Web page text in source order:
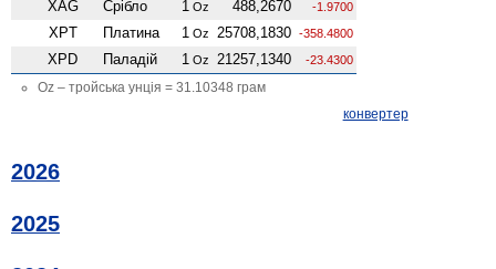
XAG Срібло 1 Oz 488,2670 -1.9700
XPT Платина 1 Oz 25708,1830 -358.4800
XPD Паладій 1 Oz 21257,1340 -23.4300
Oz – тройська унція = 31.10348 грам
конвертер
2026
2025